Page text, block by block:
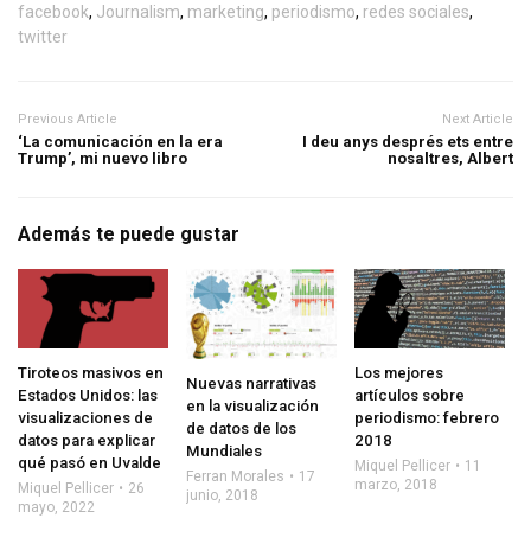
facebook, Journalism, marketing, periodismo, redes sociales,
twitter
Previous Article
‘La comunicación en la era
Trump’, mi nuevo libro
Next Article
I deu anys després ets entre
nosaltres, Albert
Además te puede gustar
Tiroteos masivos en
Estados Unidos: las
visualizaciones de
datos para explicar
qué pasó en Uvalde
Miquel Pellicer
26
mayo, 2022
Nuevas narrativas
en la visualización
de datos de los
Mundiales
Ferran Morales
17
junio, 2018
Los mejores
artículos sobre
periodismo: febrero
2018
Miquel Pellicer
11
marzo, 2018